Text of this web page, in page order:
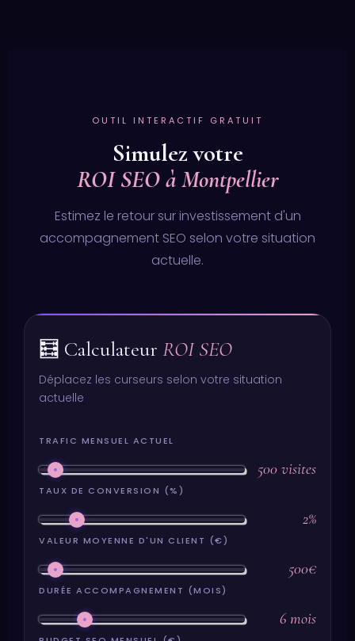
OUTIL INTERACTIF GRATUIT
Simulez votre
ROI SEO à Montpellier
Estimez le retour sur investissement d'un
accompagnement SEO selon votre situation
actuelle.
🧮 Calculateur ROI SEO
Déplacez les curseurs selon votre situation
actuelle
TRAFIC MENSUEL ACTUEL
500 visites
TAUX DE CONVERSION (%)
2%
VALEUR MOYENNE D'UN CLIENT (€)
500€
DURÉE ACCOMPAGNEMENT (MOIS)
6 mois